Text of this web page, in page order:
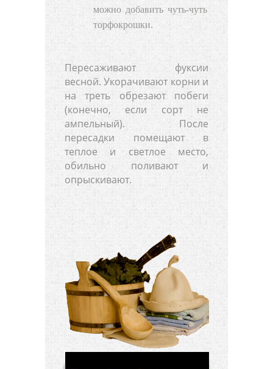
можно добавить чуть-чуть
торфокрошки.
Пересаживают фуксии
весной. Укорачивают корни и
на треть обрезают побеги
(конечно, если сорт не
ампельный). После
пересадки помещают в
теплое и светлое место,
обильно поливают и
опрыскивают.